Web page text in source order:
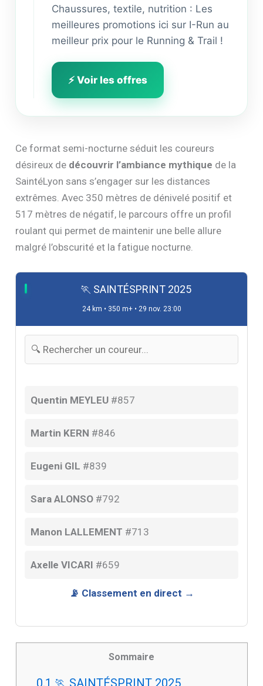
Chaussures, textile, nutrition : Les
meilleures promotions ici sur I-Run au
meilleur prix pour le Running & Trail !
⚡ Voir les offres
Ce format semi-nocturne séduit les coureurs
désireux de découvrir l’ambiance mythique de la
SaintéLyon sans s’engager sur les distances
extrêmes. Avec 350 mètres de dénivelé positif et
517 mètres de négatif, le parcours offre un profil
roulant qui permet de maintenir une belle allure
malgré l’obscurité et la fatigue nocturne.
🏃 SAINTÉSPRINT 2025
24 km • 350 m+ • 29 nov. 23:00
Quentin MEYLEU #857
Martin KERN #846
Eugeni GIL #839
Sara ALONSO #792
Manon LALLEMENT #713
Axelle VICARI #659
📡 Classement en direct →
Sommaire